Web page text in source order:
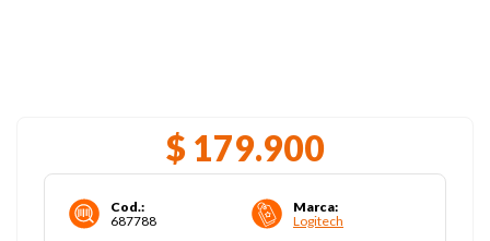
$ 179.900
Cod.:
687788
Marca:
Logitech